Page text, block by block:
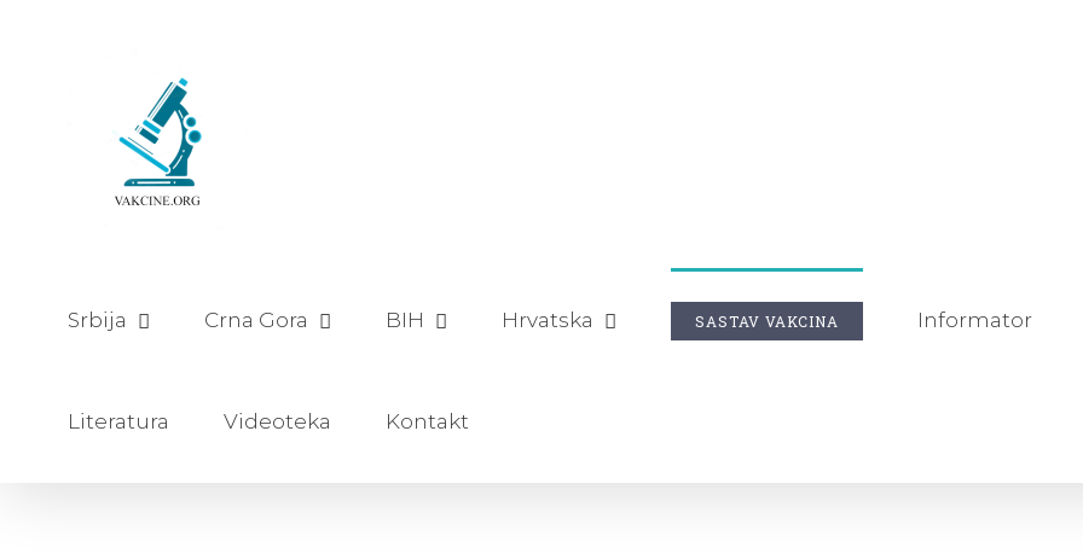
Srbija Crna Gora BIH Hrvatska SASTAV VAKCINA Informator
Literatura Videoteka Kontakt